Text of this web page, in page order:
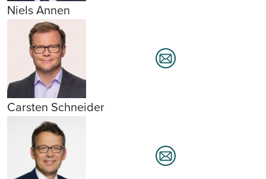
Niels Annen
Carsten Schneider